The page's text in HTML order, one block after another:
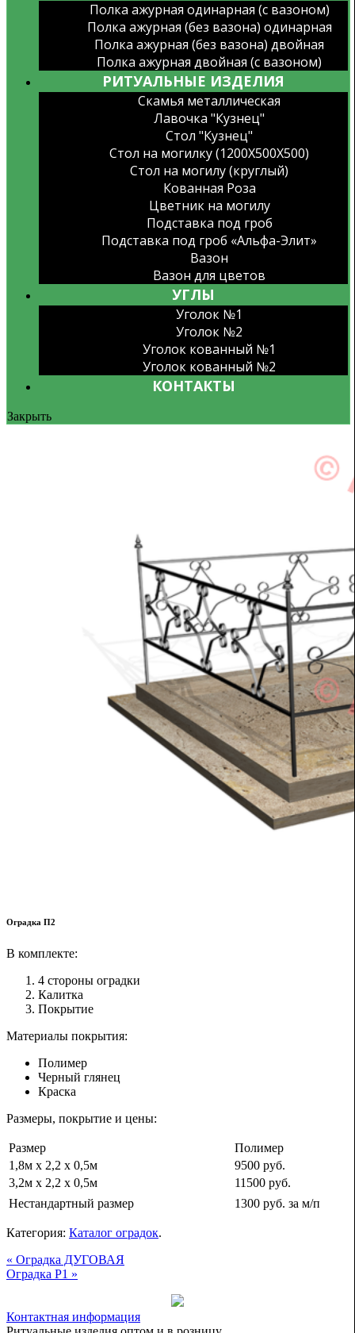
Полка ажурная одинарная (с вазоном)
Полка ажурная (без вазона) одинарная
Полка ажурная (без вазона) двойная
Полка ажурная двойная (с вазоном)
РИТУАЛЬНЫЕ ИЗДЕЛИЯ
Скамья металлическая
Лавочка "Кузнец"
Стол "Кузнец"
Стол на могилку (1200X500X500)
Стол на могилу (круглый)
Кованная Роза
Цветник на могилу
Подставка под гроб
Подставка под гроб «Альфа-Элит»
Вазон
Вазон для цветов
УГЛЫ
Уголок №1
Уголок №2
Уголок кованный №1
Уголок кованный №2
КОНТАКТЫ
Закрыть
Оградка П2
В комплекте:
4 стороны оградки
Калитка
Покрытие
Материалы покрытия:
Полимер
Черный глянец
Краска
Размеры, покрытие и цены:
Размер
Полимер
1,8м х 2,2 х 0,5м
9500 руб.
3,2м х 2,2 х 0,5м
11500 руб.
Нестандартный размер
1300 руб. за м/п
Категория: Каталог оградок.
« Оградка ДУГОВАЯ
Оградка P1 »
Контактная информация